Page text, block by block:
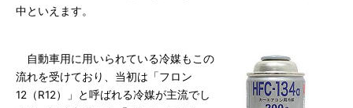
中といえます。
自動車用に用いられている冷媒もこの
流れを受けており、当初は「フロン
12（R12）」と呼ばれる冷媒が主流でし